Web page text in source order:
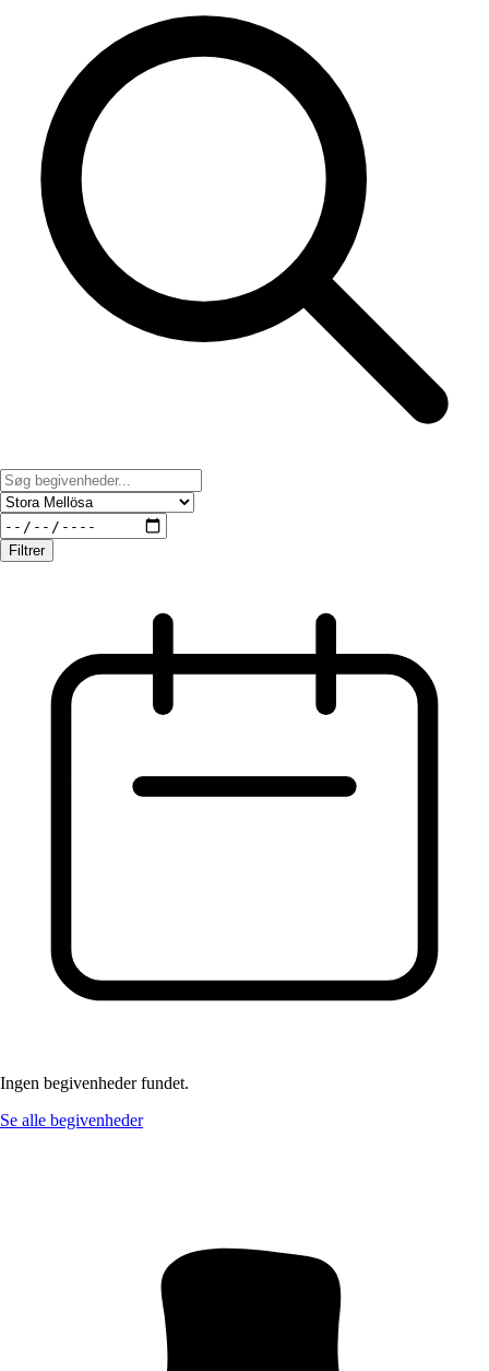
Filtrer
Ingen begivenheder fundet.
Se alle begivenheder